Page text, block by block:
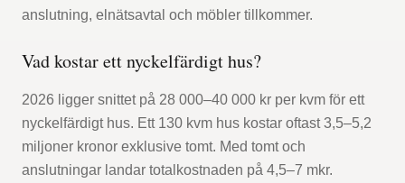
anslutning, elnätsavtal och möbler tillkommer.
Vad kostar ett nyckelfärdigt hus?
2026 ligger snittet på 28 000–40 000 kr per kvm för ett
nyckelfärdigt hus. Ett 130 kvm hus kostar oftast 3,5–5,2
miljoner kronor exklusive tomt. Med tomt och
anslutningar landar totalkostnaden på 4,5–7 mkr.